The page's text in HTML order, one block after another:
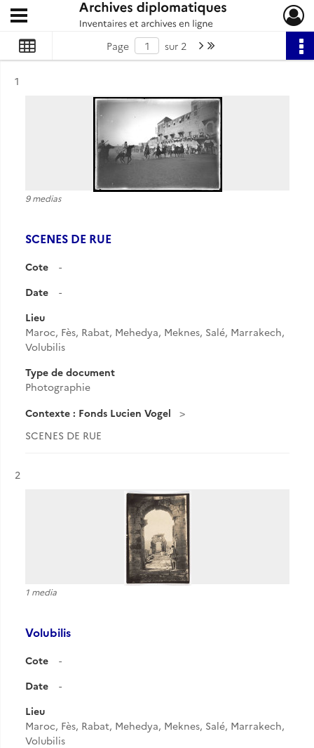
Archives diplomatiques
Ouvrir le menu déroulant
Page sur 2 Page suivante : 1/2
Résultat n°
1
9 medias
SCENES DE RUE
Cote
-
Date
-
Lieu
Maroc, Fès, Rabat, Mehedya, Meknes, Salé, Marrakech,
Volubilis
Type de document
Photographie
Contexte : Fonds Lucien Vogel
SCENES DE RUE
Résultat n°
2
1 media
Volubilis
Cote
-
Date
-
Lieu
Maroc, Fès, Rabat, Mehedya, Meknes, Salé, Marrakech,
Volubilis